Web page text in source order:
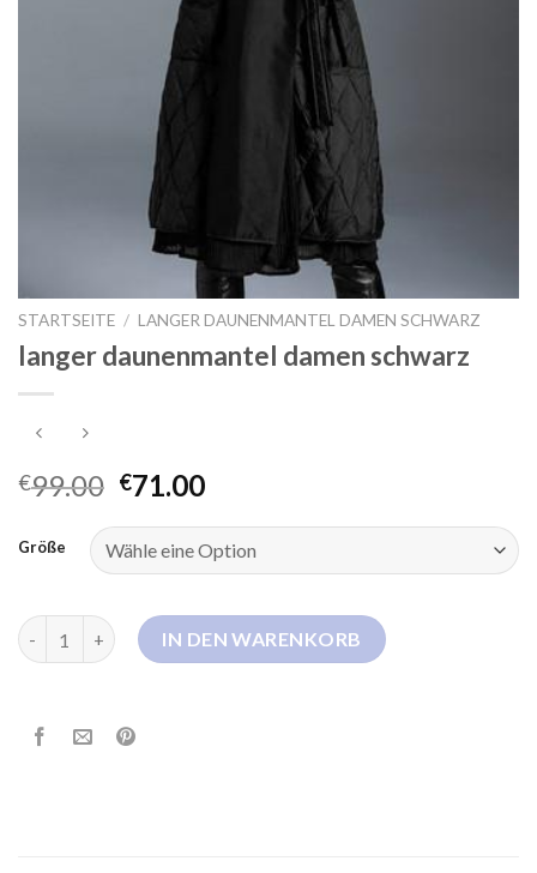
STARTSEITE / LANGER DAUNENMANTEL DAMEN SCHWARZ
langer daunenmantel damen schwarz
€99.00 €71.00
Größe
langer daunenmantel damen schwarz Menge
IN DEN WARENKORB